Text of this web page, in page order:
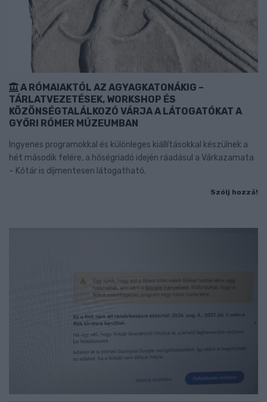
A RÓMAIAKTÓL AZ AGYAGKATONÁKIG –
TÁRLATVEZETÉSEK, WORKSHOP ÉS
KÖZÖNSÉGTALÁLKOZÓ VÁRJA A LÁTOGATÓKAT A
GYŐRI RÓMER MÚZEUMBAN
Ingyenes programokkal és különleges kiállításokkal készülnek a
hét második felére, a hőségriadó idején ráadásul a Várkazamata
– Kőtár is díjmentesen látogatható.
Szólj hozzá!